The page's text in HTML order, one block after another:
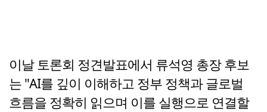
이날 토론회 정견발표에서 류석영 총장 후보
는 "AI를 깊이 이해하고 정부 정책과 글로벌
흐름을 정확히 읽으며 이를 실행으로 연결할